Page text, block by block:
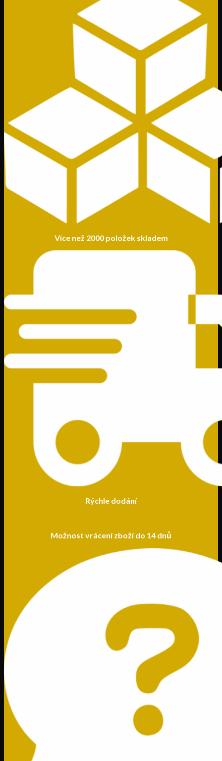
Více než 2000 položek skladem
Rýchle dodání
Možnost vrácení zboží do 14 dnů